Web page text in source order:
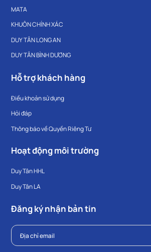
MATA
KHUÔN CHÍNH XÁC
DUY TÂN LONG AN
DUY TÂN BÌNH DƯƠNG
Hỗ trợ khách hàng
Điều khoản sử dụng
Hỏi đáp
Thông báo về Quyền Riêng Tư
Hoạt động môi trường
Duy Tân HHL
Duy Tân LA
Đăng ký nhận bản tin